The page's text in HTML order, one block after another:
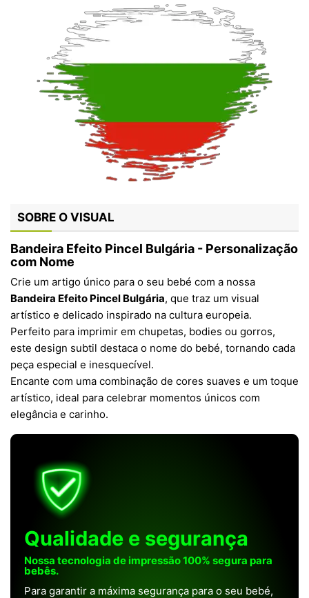
SOBRE O VISUAL
Bandeira Efeito Pincel Bulgária - Personalização
com Nome
Crie um artigo único para o seu bebé com a nossa
Bandeira Efeito Pincel Bulgária, que traz um visual
artístico e delicado inspirado na cultura europeia.
Perfeito para imprimir em chupetas, bodies ou gorros,
este design subtil destaca o nome do bebé, tornando cada
peça especial e inesquecível.
Encante com uma combinação de cores suaves e um toque
artístico, ideal para celebrar momentos únicos com
elegância e carinho.
Qualidade e segurança
Nossa tecnologia de impressão 100% segura para
bebês.
Para garantir a máxima segurança para o seu bebé,